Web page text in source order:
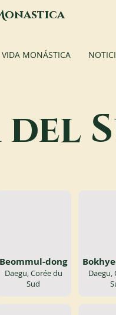
onastica
VIDA MONÁSTICA
del
Beommul-dong
Daegu, Corée du
Sud
Daegu,